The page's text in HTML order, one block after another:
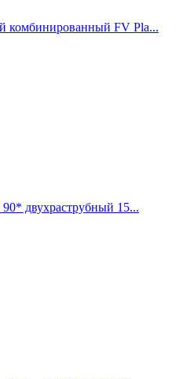
комбинированный FV Pla...
двухраструбный 15...